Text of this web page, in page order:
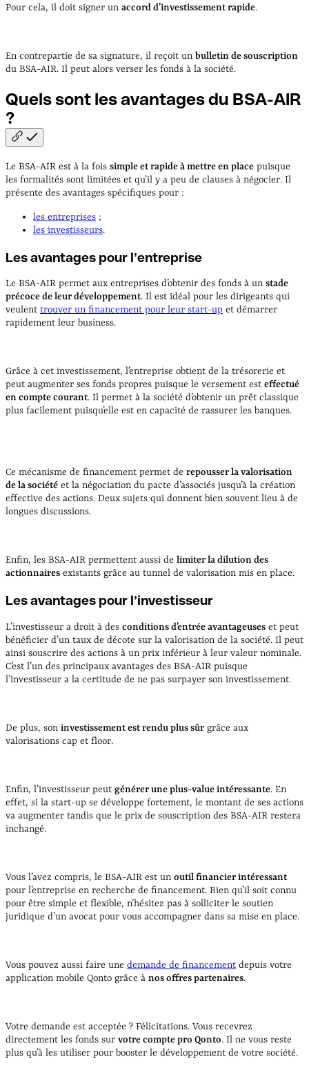
Pour cela, il doit signer un accord d’investissement rapide.
En contrepartie de sa signature, il reçoit un bulletin de souscription
du BSA-AIR. Il peut alors verser les fonds à la société.
Quels sont les avantages du BSA-AIR
?
Le BSA-AIR est à la fois simple et rapide à mettre en place puisque
les formalités sont limitées et qu’il y a peu de clauses à négocier. Il
présente des avantages spécifiques pour :
les entreprises ;
les investisseurs.
Les avantages pour l’entreprise
Le BSA-AIR permet aux entreprises d’obtenir des fonds à un stade
précoce de leur développement. Il est idéal pour les dirigeants qui
veulent trouver un financement pour leur start-up et démarrer
rapidement leur business.
Grâce à cet investissement, l’entreprise obtient de la trésorerie et
peut augmenter ses fonds propres puisque le versement est effectué
en compte courant. Il permet à la société d’obtenir un prêt classique
plus facilement puisqu’elle est en capacité de rassurer les banques.
Ce mécanisme de financement permet de repousser la valorisation
de la société et la négociation du pacte d’associés jusqu’à la création
effective des actions. Deux sujets qui donnent bien souvent lieu à de
longues discussions.
Enfin, les BSA-AIR permettent aussi de limiter la dilution des
actionnaires existants grâce au tunnel de valorisation mis en place.
Les avantages pour l’investisseur
L’investisseur a droit à des conditions d’entrée avantageuses et peut
bénéficier d’un taux de décote sur la valorisation de la société. Il peut
ainsi souscrire des actions à un prix inférieur à leur valeur nominale.
C’est l’un des principaux avantages des BSA-AIR puisque
l’investisseur a la certitude de ne pas surpayer son investissement.
De plus, son investissement est rendu plus sûr grâce aux
valorisations cap et floor.
Enfin, l’investisseur peut générer une plus-value intéressante. En
effet, si la start-up se développe fortement, le montant de ses actions
va augmenter tandis que le prix de souscription des BSA-AIR restera
inchangé.
Vous l’avez compris, le BSA-AIR est un outil financier intéressant
pour l’entreprise en recherche de financement. Bien qu’il soit connu
pour être simple et flexible, n’hésitez pas à solliciter le soutien
juridique d’un avocat pour vous accompagner dans sa mise en place.
Vous pouvez aussi faire une demande de financement depuis votre
application mobile Qonto grâce à nos offres partenaires.
Votre demande est acceptée ? Félicitations. Vous recevrez
directement les fonds sur votre compte pro Qonto. Il ne vous reste
plus qu’à les utiliser pour booster le développement de votre société.